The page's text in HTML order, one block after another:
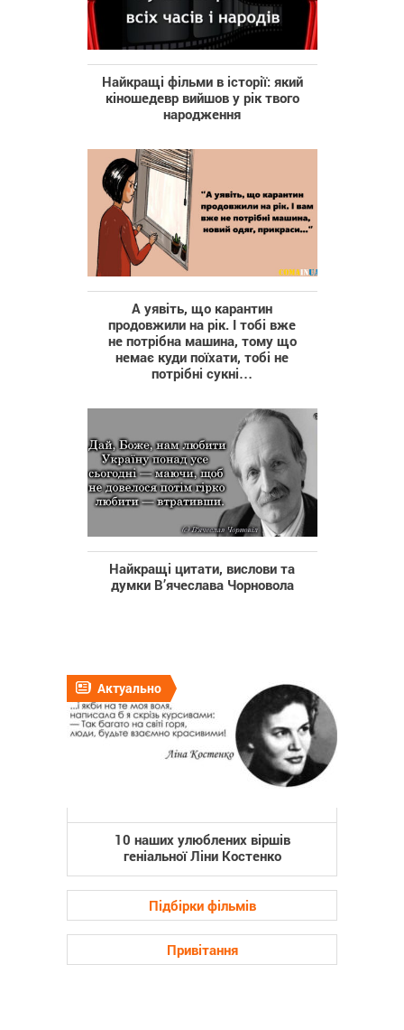
Найкращі фільми в історії: який
кіношедевр вийшов у рік твого
народження
А уявіть, що карантин
продовжили на рік. І тобі вже
не потрібна машина, тому що
немає куди поїхати, тобі не
потрібні сукні…
Найкращі цитати, вислови та
думки В’ячеслава Чорновола
Актуально
10 наших улюблених віршів
геніальної Ліни Костенко
Підбірки фільмів
Привітання